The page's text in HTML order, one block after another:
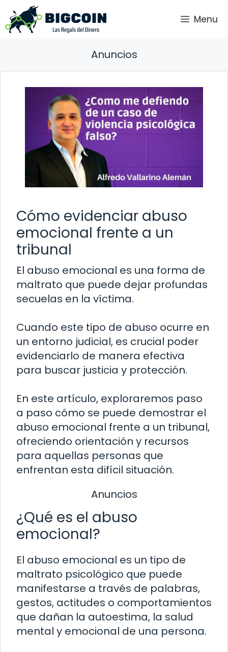
Saltar
al
contenido
Menu
Anuncios
Cómo evidenciar abuso
emocional frente a un
tribunal
El abuso emocional es una forma de
maltrato que puede dejar profundas
secuelas en la víctima.
Cuando este tipo de abuso ocurre en
un entorno judicial, es crucial poder
evidenciarlo de manera efectiva
para buscar justicia y protección.
En este artículo, exploraremos paso
a paso cómo se puede demostrar el
abuso emocional frente a un tribunal,
ofreciendo orientación y recursos
para aquellas personas que
enfrentan esta difícil situación.
Anuncios
¿Qué es el abuso
emocional?
El abuso emocional es un tipo de
maltrato psicológico que puede
manifestarse a través de palabras,
gestos, actitudes o comportamientos
que dañan la autoestima, la salud
mental y emocional de una persona.